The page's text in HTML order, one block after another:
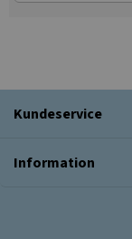
Kundeservice
Information